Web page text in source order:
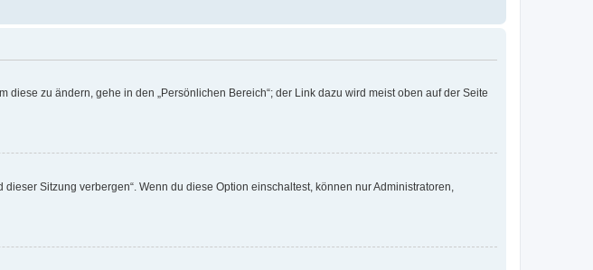
zu ändern, gehe in den „Persönlichen Bereich“; der Link dazu wird meist oben auf der Seite
Sitzung verbergen“. Wenn du diese Option einschaltest, können nur Administratoren,